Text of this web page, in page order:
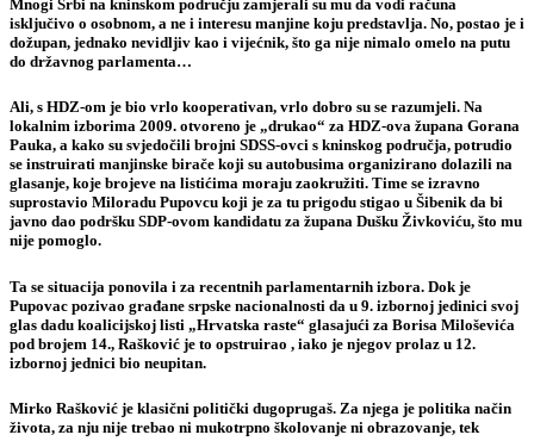
Mnogi Srbi na kninskom području zamjerali su mu da vodi računa
isključivo o osobnom, a ne i interesu manjine koju predstavlja. No, postao je i
dožupan, jednako nevidljiv kao i vijećnik, što ga nije nimalo omelo na putu
do državnog parlamenta…
Ali, s HDZ-om je bio vrlo kooperativan, vrlo dobro su se razumjeli. Na
lokalnim izborima 2009. otvoreno je „drukao“ za HDZ-ova župana Gorana
Pauka, a kako su svjedočili brojni SDSS-ovci s kninskog područja, potrudio
se instruirati manjinske birače koji su autobusima organizirano dolazili na
glasanje, koje brojeve na listićima moraju zaokružiti. Time se izravno
suprostavio Miloradu Pupovcu koji je za tu prigodu stigao u Šibenik da bi
javno dao podršku SDP-ovom kandidatu za župana Dušku Živkoviću, što mu
nije pomoglo.
Ta se situacija ponovila i za recentnih parlamentarnih izbora. Dok je
Pupovac pozivao građane srpske nacionalnosti da u 9. izbornoj jedinici svoj
glas dadu koalicijskoj listi „Hrvatska raste“ glasajući za Borisa Miloševića
pod brojem 14., Rašković je to opstruirao , iako je njegov prolaz u 12.
izbornoj jednici bio neupitan.
Mirko Rašković je klasični politički dugoprugaš. Za njega je politika način
života, za nju nije trebao ni mukotrpno školovanje ni obrazovanje, tek